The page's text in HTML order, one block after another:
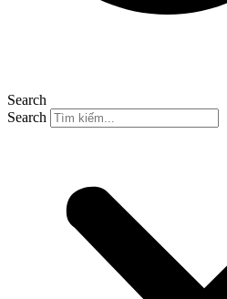
Search
Search